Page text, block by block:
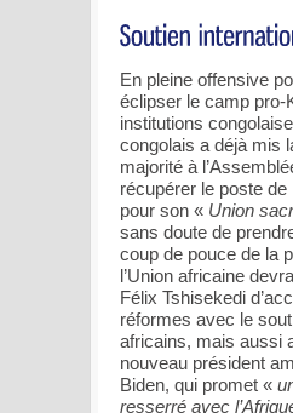
En pleine offensive
éclipser le camp pro-
institutions
congolais a déjà mis
majorité à
récupérer le poste
pour son « Union
sans doute de
coup de pouce de la
l’Union africaine
Félix Tshisekedi
réformes avec le
africains, mais aussi
nouveau président
Biden, qui promet «
resserré avec